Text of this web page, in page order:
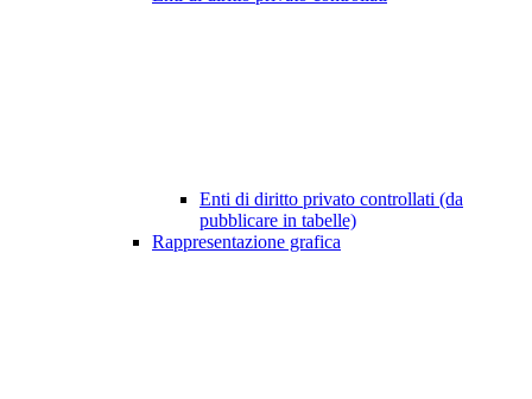
Enti di diritto privato controllati (da
pubblicare in tabelle)
Rappresentazione grafica